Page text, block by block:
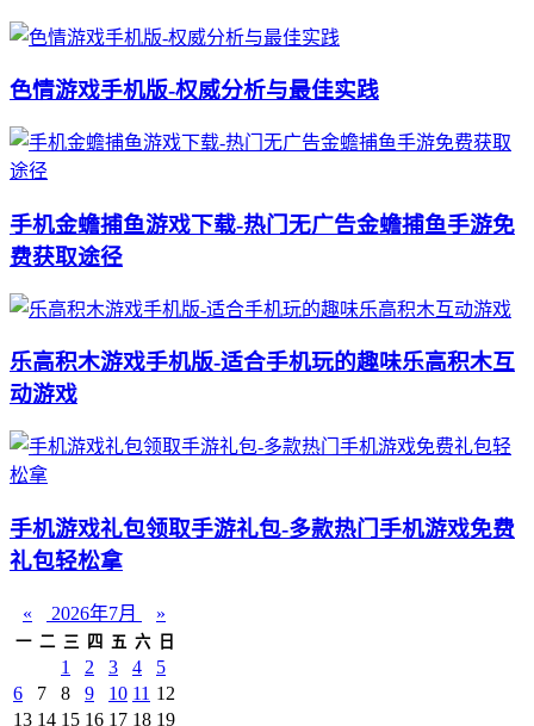
色情游戏手机版-权威分析与最佳实践
手机金蟾捕鱼游戏下载-热门无广告金蟾捕鱼手游免
费获取途径
乐高积木游戏手机版-适合手机玩的趣味乐高积木互
动游戏
手机游戏礼包领取手游礼包-多款热门手机游戏免费
礼包轻松拿
« 2026年7月 »
一 二 三 四 五 六 日
1 2 3 4
5
6
7 8 9 10 11 12
13 14 15 16 17 18 19